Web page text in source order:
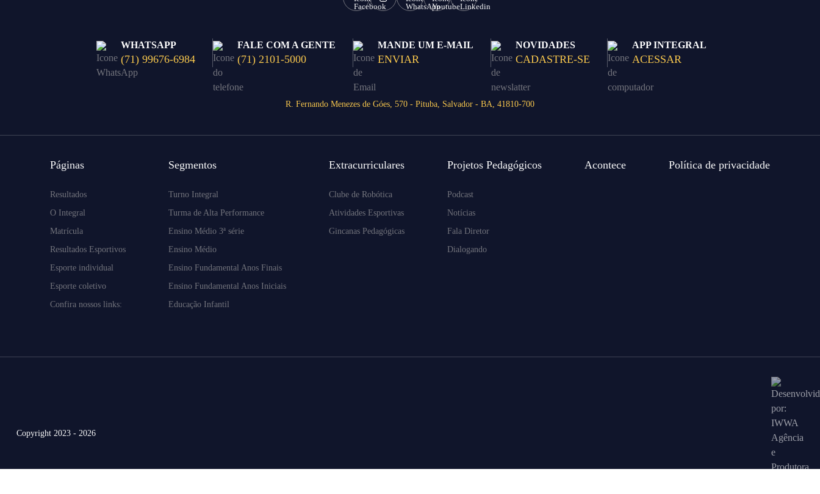
WHATSAPP
(71) 99676-6984
FALE COM A GENTE
(71) 2101-5000
MANDE UM E-MAIL
ENVIAR
NOVIDADES
CADASTRE-SE
APP INTEGRAL
ACESSAR
R. Fernando Menezes de Góes, 570 - Pituba, Salvador - BA, 41810-700
Páginas
Resultados
O Integral
Matrícula
Resultados Esportivos
Esporte individual
Esporte coletivo
Confira nossos links:
Segmentos
Turno Integral
Turma de Alta Performance
Ensino Médio 3ª série
Ensino Médio
Ensino Fundamental Anos Finais
Ensino Fundamental Anos Iniciais
Educação Infantil
Extracurriculares
Clube de Robótica
Atividades Esportivas
Gincanas Pedagógicas
Projetos Pedagógicos
Podcast
Notícias
Fala Diretor
Dialogando
Acontece Política de privacidade
Copyright 2023 - 2026